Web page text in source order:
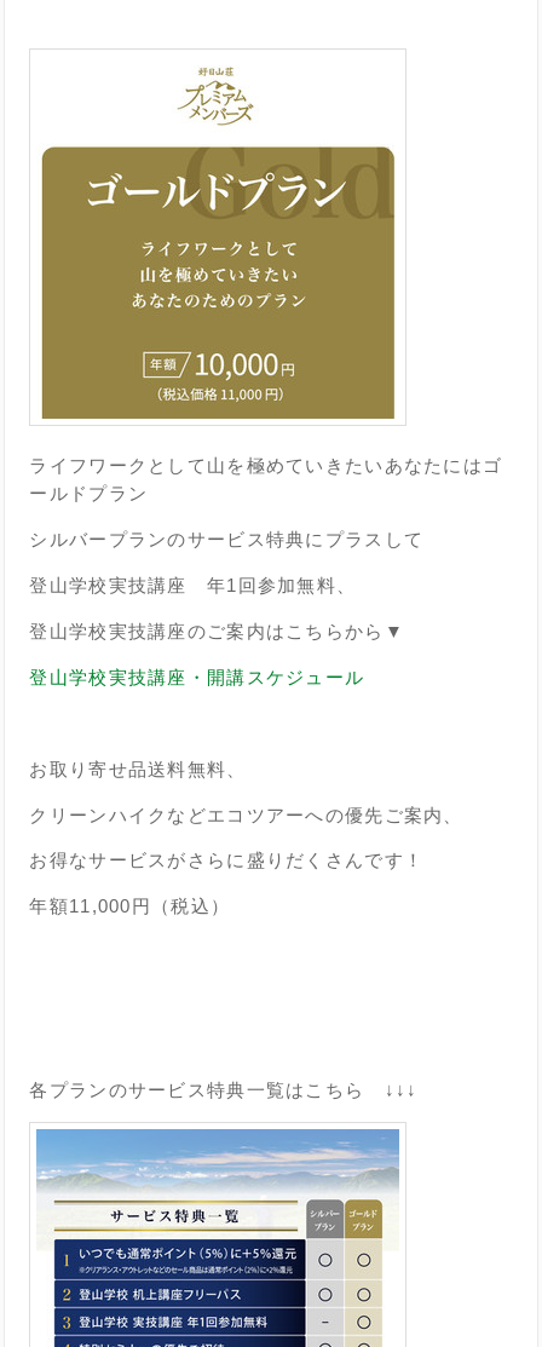
ライフワークとして山を極めていきたいあなたにはゴ
ールドプラン
シルバープランのサービス特典にプラスして
登山学校実技講座 年1回参加無料、
登山学校実技講座のご案内はこちらから▼
登山学校実技講座・開講スケジュール
お取り寄せ品送料無料、
クリーンハイクなどエコツアーへの優先ご案内、
お得なサービスがさらに盛りだくさんです！
年額11,000円（税込）
各プランのサービス特典一覧はこちら ↓↓↓